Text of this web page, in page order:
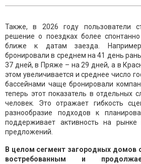
Также, в 2026 году пользователи
решение о поездках более
ближе к датам заезда.
бронировали в среднем на 41 день
37 дней, в Пряже – на 29 дней, а в
этом увеличивается и среднее число
бассейнами чаще бронировали
теперь этот показатель в отдельных
человек. Это отражает гибкость
разнообразие подходов к
поддерживает активность на
предложений.
В целом сегмент загородных домов
востребованным и